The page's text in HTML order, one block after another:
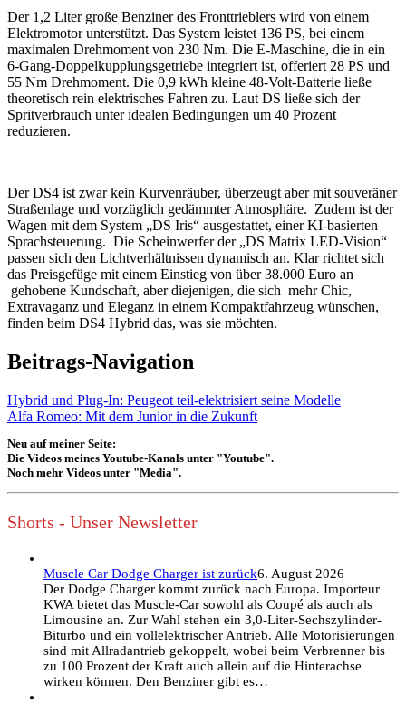
Der 1,2 Liter große Benziner des Fronttrieblers wird von einem
Elektromotor unterstützt. Das System leistet 136 PS, bei einem
maximalen Drehmoment von 230 Nm. Die E-Maschine, die in ein
6-Gang-Doppelkupplungsgetriebe integriert ist, offeriert 28 PS und
55 Nm Drehmoment. Die 0,9 kWh kleine 48-Volt-Batterie ließe
theoretisch rein elektrisches Fahren zu. Laut DS ließe sich der
Spritverbrauch unter idealen Bedingungen um 40 Prozent
reduzieren.
Der DS4 ist zwar kein Kurvenräuber, überzeugt aber mit souveräner
Straßenlage und vorzüglich gedämmter Atmosphäre. Zudem ist der
Wagen mit dem System „DS Iris“ ausgestattet, einer KI-basierten
Sprachsteuerung. Die Scheinwerfer der „DS Matrix LED-Vision“
passen sich den Lichtverhältnissen dynamisch an. Klar richtet sich
das Preisgefüge mit einem Einstieg von über 38.000 Euro an
gehobene Kundschaft, aber diejenigen, die sich mehr Chic,
Extravaganz und Eleganz in einem Kompaktfahrzeug wünschen,
finden beim DS4 Hybrid das, was sie möchten.
Beitrags-Navigation
Hybrid und Plug-In: Peugeot teil-elektrisiert seine Modelle
Alfa Romeo: Mit dem Junior in die Zukunft
Neu auf meiner Seite:
Die Videos meines Youtube-Kanals unter "Youtube".
Noch mehr Videos unter "Media".
Shorts - Unser Newsletter
Muscle Car Dodge Charger ist zurück6. August 2026
Der Dodge Charger kommt zurück nach Europa. Importeur
KWA bietet das Muscle-Car sowohl als Coupé als auch als
Limousine an. Zur Wahl stehen ein 3,0-Liter-Sechszylinder-
Biturbo und ein vollelektrischer Antrieb. Alle Motorisierungen
sind mit Allradantrieb gekoppelt, wobei beim Verbrenner bis
zu 100 Prozent der Kraft auch allein auf die Hinterachse
wirken können. Den Benziner gibt es…